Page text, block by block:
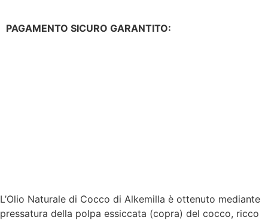
PAGAMENTO SICURO GARANTITO:
L’Olio Naturale di Cocco di Alkemilla è ottenuto mediante
pressatura della polpa essiccata (copra) del cocco, ricco